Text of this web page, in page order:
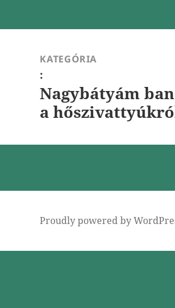
navigációKATEGÓRIA
:
Nagybátyám
a
Proudly powered by